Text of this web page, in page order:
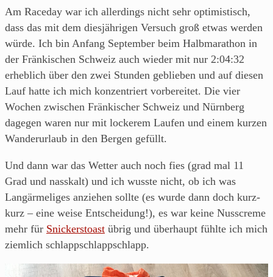
Am Raceday war ich allerdings nicht sehr optimistisch,
dass das mit dem diesjährigen Versuch groß etwas werden
würde. Ich bin Anfang September beim Halbmarathon in
der Fränkischen Schweiz auch wieder mit nur 2:04:32
erheblich über den zwei Stunden geblieben und auf diesen
Lauf hatte ich mich konzentriert vorbereitet. Die vier
Wochen zwischen Fränkischer Schweiz und Nürnberg
dagegen waren nur mit lockerem Laufen und einem kurzen
Wanderurlaub in den Bergen gefüllt.
Und dann war das Wetter auch noch fies (grad mal 11
Grad und nasskalt) und ich wusste nicht, ob ich was
Langärmeliges anziehen sollte (es wurde dann doch kurz-
kurz – eine weise Entscheidung!), es war keine Nusscreme
mehr für Snickerstoast übrig und überhaupt fühlte ich mich
ziemlich schlappschlappschlapp.